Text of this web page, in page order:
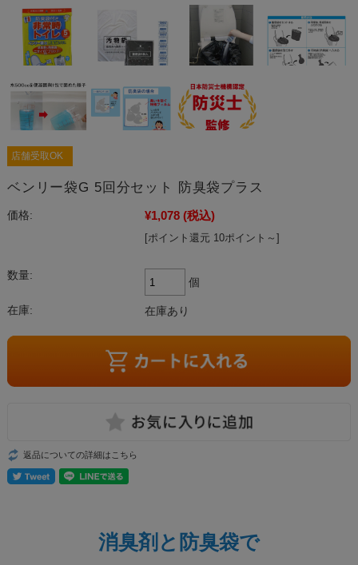
店舗受取OK
ベンリー袋G 5回分セット 防臭袋プラス
価格: ¥1,078 (税込)
[ポイント還元 10ポイント～]
数量:
個
在庫: 在庫あり
返品についての詳細はこちら
消臭剤と防臭袋で